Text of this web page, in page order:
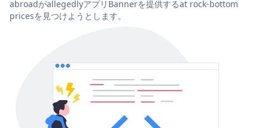
abroadがallegedlyアプリBannerを提供するat rock-bottom
pricesを見つけようとします。